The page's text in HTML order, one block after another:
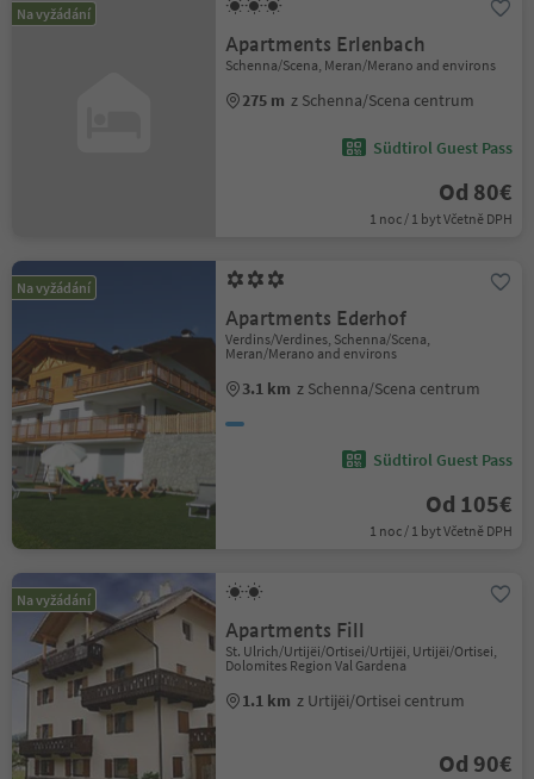
Na vyžádání
Apartments Erlenbach
Schenna/Scena, Meran/Merano and environs
275 m z Schenna/Scena centrum
Südtirol Guest Pass
Od 80€
1 noc / 1 byt Včetně DPH
Na vyžádání
Apartments Ederhof
Verdins/Verdines, Schenna/Scena,
Meran/Merano and environs
3.1 km z Schenna/Scena centrum
Südtirol Guest Pass
Od 105€
1 noc / 1 byt Včetně DPH
Na vyžádání
Apartments Fill
St. Ulrich/Urtijëi/Ortisei/Urtijëi, Urtijëi/Ortisei,
Dolomites Region Val Gardena
1.1 km z Urtijëi/Ortisei centrum
Od 90€